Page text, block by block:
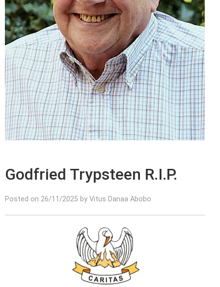
Godfried Trypsteen R.I.P.
Posted on 26/11/2025 by Vitus Danaa Abobo